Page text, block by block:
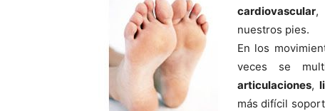
cardiovascular,
nuestros pies.
En los
veces se
articulaciones,
más difí­cil